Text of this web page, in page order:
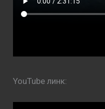
YouTube линк: